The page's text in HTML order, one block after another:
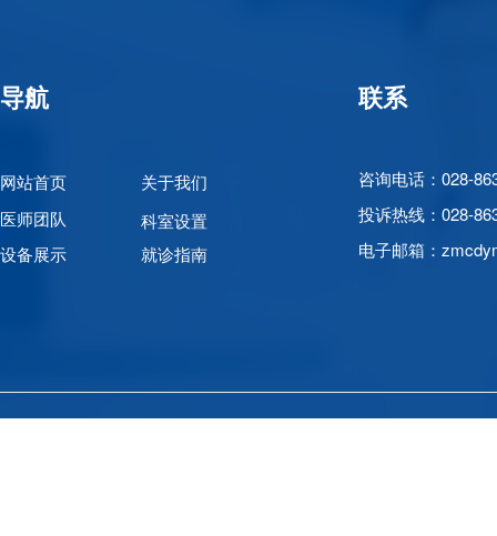
网站首页 关于我们
设备展示
医师团队
科室设置
就诊指南
咨询电话：028-
投诉热线： 028-
电子邮箱：
导航 联系